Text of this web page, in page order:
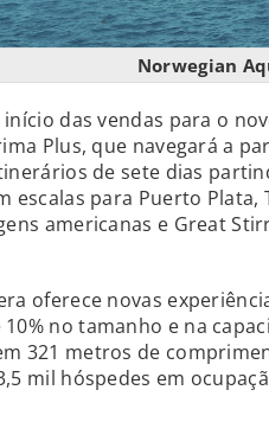
Norwegian
das vendas para o
Plus, que navegará a
de sete dias
escalas para Puerto
americanas e Great
oferece novas
no tamanho e na
321 metros de
mil hóspedes em